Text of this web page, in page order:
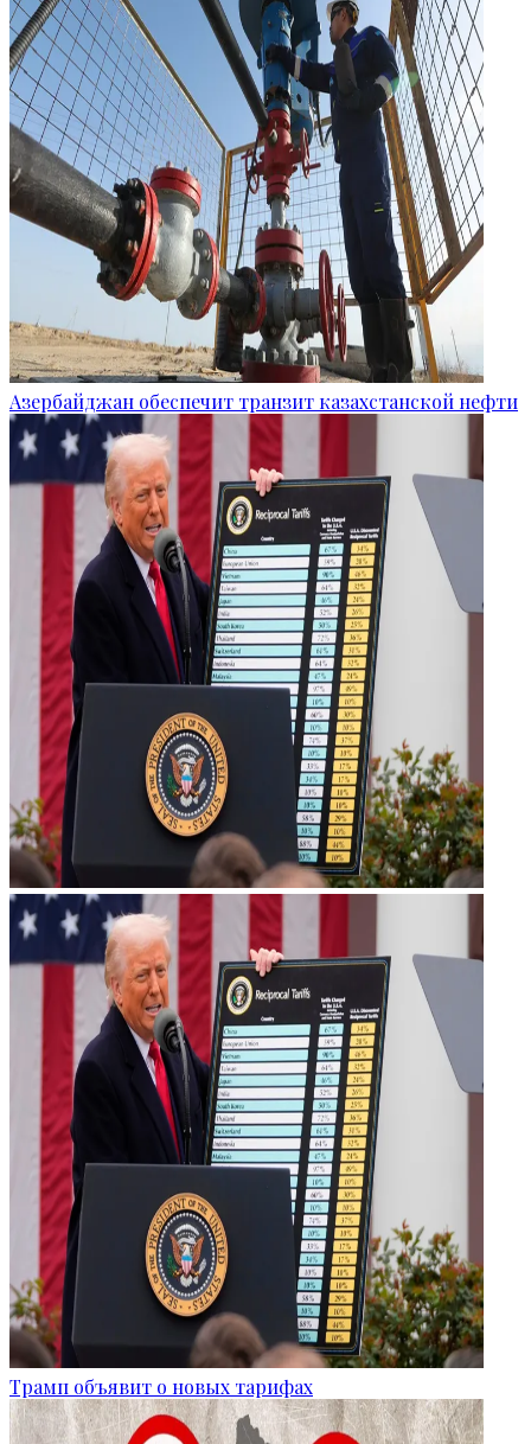
Азербайджан обеспечит транзит казахстанской нефти
Трамп объявит о новых тарифах